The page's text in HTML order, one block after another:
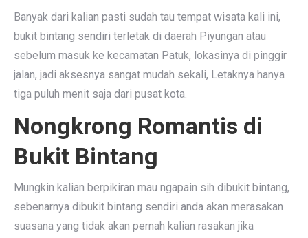
Banyak dari kalian pasti sudah tau tempat wisata kali ini,
bukit bintang sendiri terletak di daerah Piyungan atau
sebelum masuk ke kecamatan Patuk, lokasinya di pinggir
jalan, jadi aksesnya sangat mudah sekali, Letaknya hanya
tiga puluh menit saja dari pusat kota.
Nongkrong Romantis di
Bukit Bintang
Mungkin kalian berpikiran mau ngapain sih dibukit bintang,
sebenarnya dibukit bintang sendiri anda akan merasakan
suasana yang tidak akan pernah kalian rasakan jika